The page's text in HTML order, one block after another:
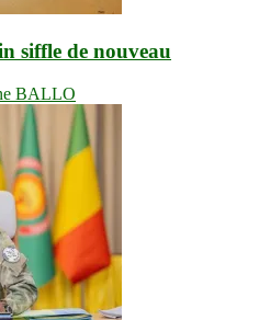
siffle de nouveau
BALLO